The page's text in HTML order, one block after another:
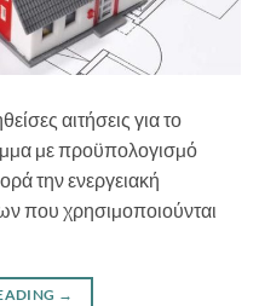
αιτήσεις για το
µε προϋπολογισµό
την ενεργειακή
που χρησιµοποιούνται
→